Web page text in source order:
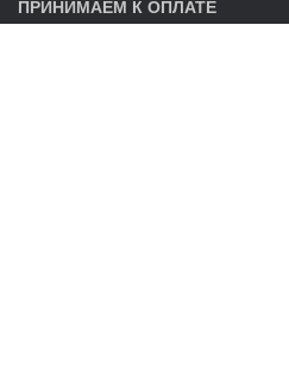
ПРИНИМАЕМ К ОПЛАТЕ